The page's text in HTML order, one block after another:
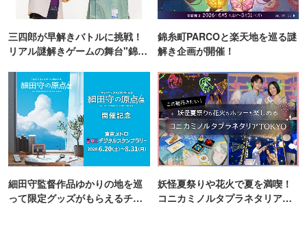
三四郎が早解きバトルに挑戦！
リアル謎解きゲームの舞台"錦糸
錦糸町PARCOと楽天地を巡る謎
解き企画が開催！
細田守監督作品ゆかりの地を巡
って限定グッズがもらえるチャ
妖怪夏祭りや花火で夏を満喫！
コニカミノルタプラネタリア